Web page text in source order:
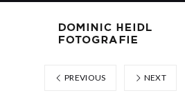
PREVIOUS NEXT